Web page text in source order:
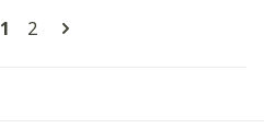
Pagina's
U lees momenteel pagina
1 Pagina
2